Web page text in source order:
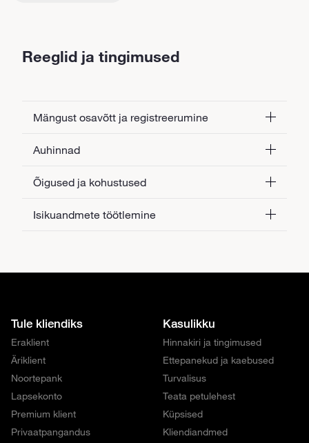
Reeglid ja tingimused
Mängust osavõtt ja registreerumine
Auhinnad
Õigused ja kohustused
Isikuandmete töötlemine
Tule kliendiks
Eraklient
Äriklient
Noortepank
Lapsekonto
Premium klient
Privaatpangandus
Kasulikku
Hinnakiri ja tingimused
Ettepanekud ja kaebused
Turvalisus
Teata petulehest
Küpsised
Kliendiandmed